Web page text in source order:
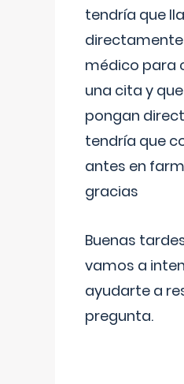
tendría que
médico para
una cita y
pongan
tendría que
antes en
gracias
Buenas
vamos a
ayudarte a
pregunta.